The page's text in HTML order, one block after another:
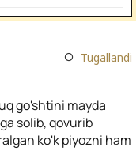
Tugallandi
go'shtini mayda
solib, qovurib
ko'k piyozni ham